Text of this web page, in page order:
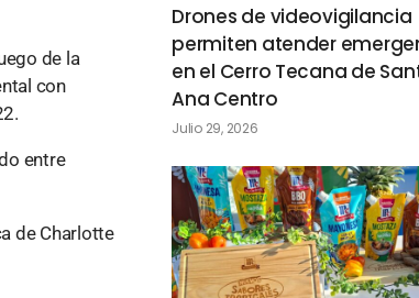
de la
con
entre
de Charlotte
Drones de videovigilancia
permiten atender
en el Cerro Tecana de
Ana Centro
Julio 29, 2026